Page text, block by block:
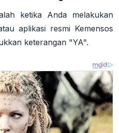
ketika Anda melakukan
aplikasi resmi Kemensos
keterangan "YA".